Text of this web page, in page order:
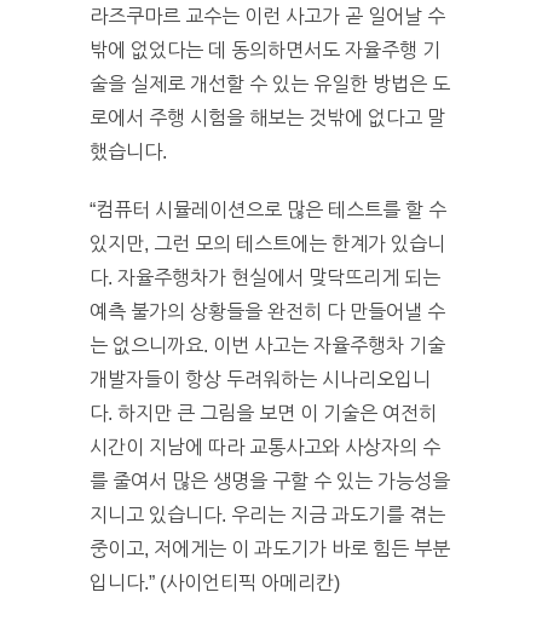
라즈쿠마르 교수는 이런 사고가 곧 일어날 수
밖에 없었다는 데 동의하면서도 자율주행 기
술을 실제로 개선할 수 있는 유일한 방법은 도
로에서 주행 시험을 해보는 것밖에 없다고 말
했습니다.
“컴퓨터 시뮬레이션으로 많은 테스트를 할 수
있지만, 그런 모의 테스트에는 한계가 있습니
다. 자율주행차가 현실에서 맞닥뜨리게 되는
예측 불가의 상황들을 완전히 다 만들어낼 수
는 없으니까요. 이번 사고는 자율주행차 기술
개발자들이 항상 두려워하는 시나리오입니
다. 하지만 큰 그림을 보면 이 기술은 여전히
시간이 지남에 따라 교통사고와 사상자의 수
를 줄여서 많은 생명을 구할 수 있는 가능성을
지니고 있습니다. 우리는 지금 과도기를 겪는
중이고, 저에게는 이 과도기가 바로 힘든 부분
입니다.” (사이언티픽 아메리칸)